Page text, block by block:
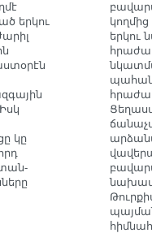
երկու
կը
երկու